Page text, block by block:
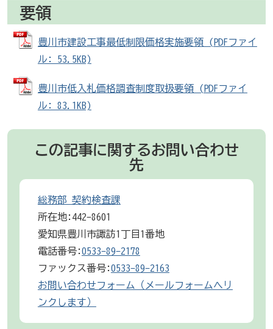
要領
豊川市建設工事最低制限価格実施要領 (PDFファイ
ル: 53.5KB)
豊川市低入札価格調査制度取扱要領 (PDFファイ
ル: 83.1KB)
この記事に関するお問い合わせ
先
総務部 契約検査課
所在地:442-8601
愛知県豊川市諏訪1丁目1番地
電話番号:0533-89-2178
ファックス番号:0533-89-2163
お問い合わせフォーム（メールフォームへリ
ンクします）